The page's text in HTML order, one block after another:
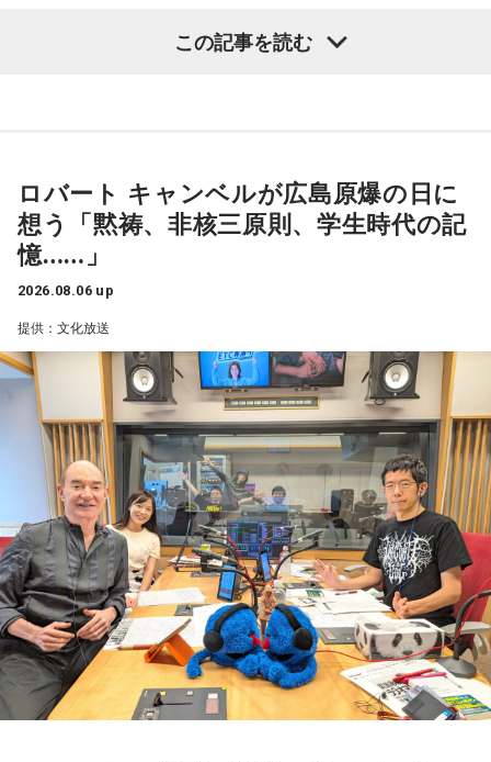
わけです」
このあと高市政権に関する解説が続いた。
■ゲスト： 原田かおり（KRYラジオパーソナリティ）
チャンピオン」。今年で40回目を迎えるこのレースは、山口
サーたち。優勝賞金1,300万円と、「真夏の女王」の称号を懸
け、白熱のレースを繰り広げる。
舞台となる「ボートレース徳山」は、笠戸湾の奥に位置する
海水面。周辺が山や島に囲まれているため強風が遮られ、年
間を通して穏やかな風が吹く「インコース有利」な水面とし
て知られている。
一方で、干満の差が激しいという特徴もあり、満潮に向かう
時間帯にはさばき勝負になることも。波乱の展開となれば、
全国トップクラスの広さを誇る水面で、潮位によってスター
ト時の景色が変わるため、各レーサーの動向にも注目が集ま
る。
当番組は、現地・ボートレース徳山から生中継。地元・山口
放送（KRY）のラジオパーソナリティ・原田かおりをゲスト
に迎え、実況・進行を文化放送の高橋将市アナウンサーが担
当し、緊迫した空気と現地の熱気を、音声ならではの圧倒的
な臨場感で全国のリスナーへ伝える。
この記事を読む
ロバート キャンベルが広島原爆の日に
想う「黙祷、非核三原則、学生時代の記
憶……」
2026.08.06 up
提供：文化放送